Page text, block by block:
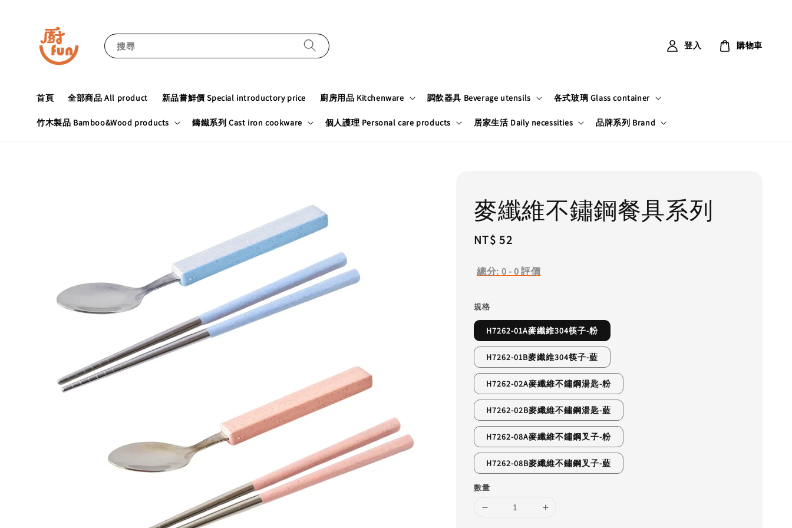
搜尋
首頁 全部商品 All product 新品嘗鮮價 Special introductory price 廚房用品 Kitchenware 調飲器具 Beverage utensils 各式玻璃 Glass container
竹木製品 Bamboo&Wood products 鑄鐵系列 Cast iron cookware 個人護理 Personal care products 居家生活 Daily necessities 品牌系列 Brand
登入 購物車
麥纖維不鏽鋼餐具系列
Regular
NT$ 52
總分: 0-0評價
規格
H7262-01A麥纖維304筷子-粉
H7262-01B麥纖維304筷子-藍
H7262-02A麥纖維不鏽鋼湯匙-粉
H7262-02B麥纖維不鏽鋼湯匙-藍
H7262-08A麥纖維不鏽鋼叉子-粉
H7262-08B麥纖維不鏽鋼叉子-藍
數量